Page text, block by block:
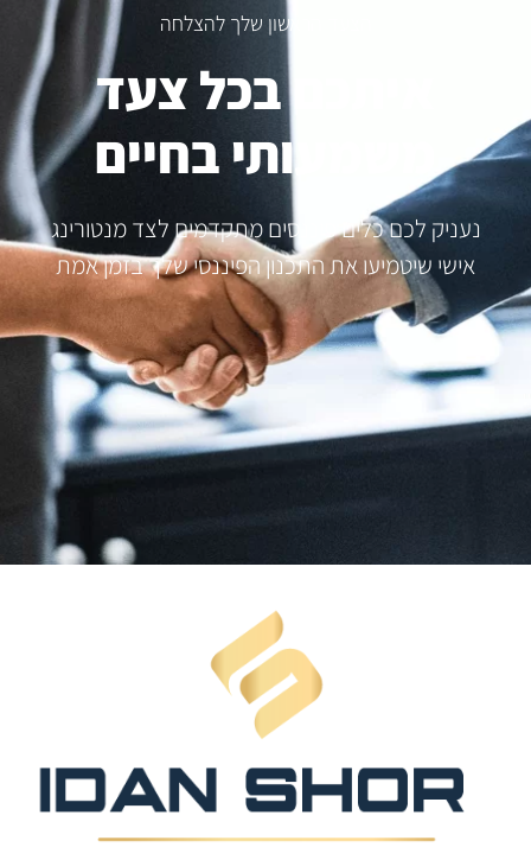
הצעד הראשון שלך להצלחה
איתכם בכל צעד
משמעותי בחיים
נעניק לכם כלים פיננסים מתקדמים לצד מנטורינג
אישי שיטמיעו את התכנון הפיננסי שלך בזמן אמת